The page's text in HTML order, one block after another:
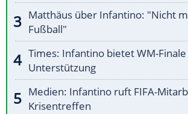
Matthäus über Infantino: "Nicht
Fußball"
Times: Infantino bietet WM-
Unterstützung
Medien: Infantino ruft FIFA-
Krisentreffen